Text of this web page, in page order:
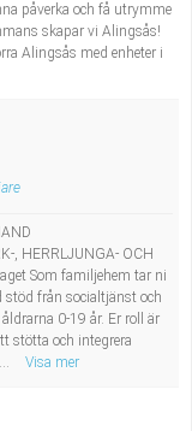
påverka och få utrymme
skapar vi Alingsås!
Alingsås med enheter i
, HERRLJUNGA- OCH
Som familjehem tar ni
stöd från socialtjänst och
0-19 år. Er roll är
stötta och integrera
Visa mer